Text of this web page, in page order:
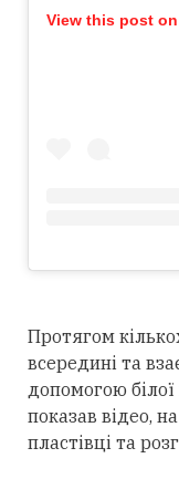
View this post
Протягом
всередині та
допомогою
показав відео,
пластівці та